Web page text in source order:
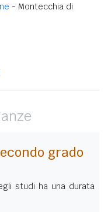
- Montecchia di
grado
studi ha una durata